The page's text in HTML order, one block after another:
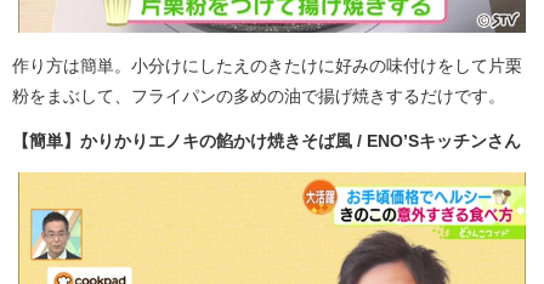
作り方は簡単。小分けにしたえのきたけに好みの味付けをして片栗
粉をまぶして、フライパンの多めの油で揚げ焼きするだけです。
【簡単】かりかりエノキの餡かけ焼きそば風 / ENO’Sキッチンさん